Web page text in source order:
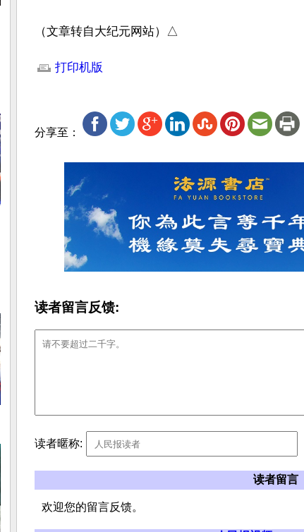
（文章转自大纪元网站）△
打印机版
分享至：
读者留言反馈:
读者暱称:
读者留言
欢迎您的留言反馈。